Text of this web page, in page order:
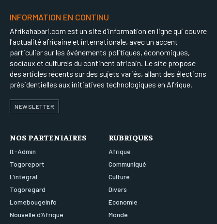
INFORMATION EN CONTINU
Afrikahabari.com est un site d'information en ligne qui couvre
l'actualité africaine et internationale, avec un accent
particulier sur les événements politiques, économiques,
sociaux et culturels du continent africain. Le site propose
des articles récents sur des sujets variés, allant des élections
présidentielles aux initiatives technologiques en Afrique.
NEWSLETTER
NOS PARTENIAIRES
It-Admin
Togoreport
L’integral
Togoregard
Lomebougeinfo
Nouvelle d’Afrique
RUBRIQUES
Afrique
Communiqué
Culture
Divers
Economie
Monde